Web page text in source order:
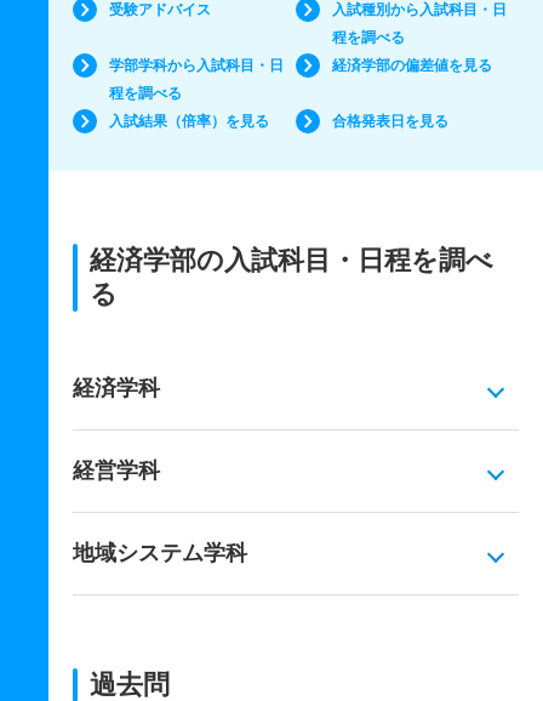
受験アドバイス
入試種別から入試科目・日
程を調べる
学部学科から入試科目・日
程を調べる
経済学部の偏差値を見る
入試結果（倍率）を見る 合格発表日を見る
経済学部の入試科目・日程を調べ
る
経済学科
経営学科
地域システム学科
過去問